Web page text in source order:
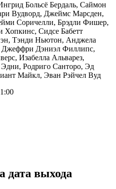
Больсё Бердаль, Саймон
Вудворд, Джеймс Марсден,
Соричелли, Брэдли Фишер,
Хопкинс, Сидсе Бабетт
, Тэнди Ньютон, Анджела
Джеффри Дэниэл Филлипс,
, Изабелла Альварез,
, Родриго Санторо, Эд
Майкл, Эван Рэйчел Вуд
дата выхода